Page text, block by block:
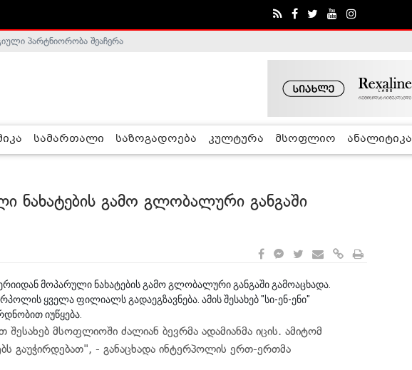
- ჰელსინკის კომისია
პარტნიორობა შეაჩერა
სამართალი საზოგადოება კულტურა მსოფლიო ანალიტიკა
ნახატების გამო გლობალური განგაში
მოპარული ნახატების გამო გლობალური განგაში გამოაცხადა.
ყველა ფილიალს გადაეგზავნება. ამის შესახებ "სი-ენ-ენი"
იუწყება.
შესახებ მსოფლიოში ძალიან ბევრმა ადამიანმა იცის. ამიტომ
გაუჭირდებათ", - განაცხადა ინტერპოლის ერთ-ერთმა